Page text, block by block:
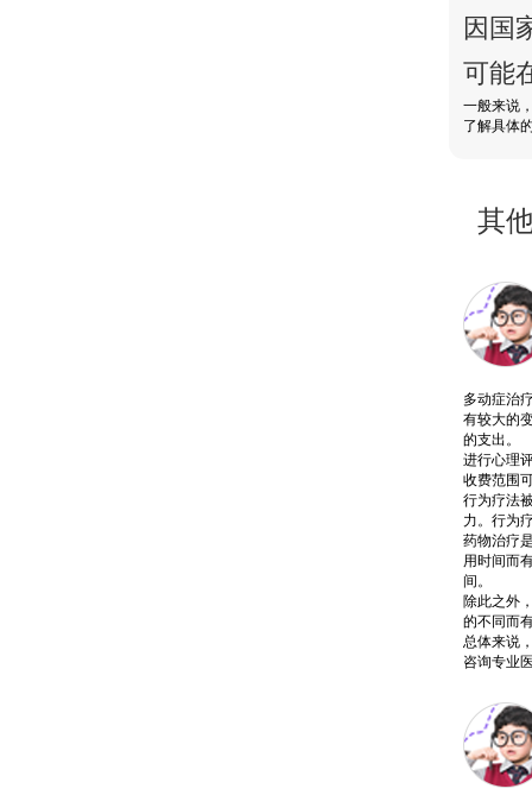
因国
可能
一般来说
了解具体
其
多动症治
有较大的
的支出。
进行心理
收费范围
行为疗法
力。行为
药物治疗
用时间而
间。
除此之外
的不同而
总体来说
咨询专业